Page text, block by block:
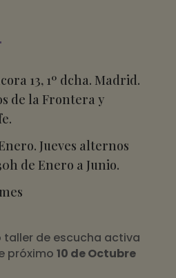
13, 1º dcha. Madrid.
de la Frontera y
Jueves alternos
de Enero a Junio.
taller de escucha activa
próximo 10 de Octubre